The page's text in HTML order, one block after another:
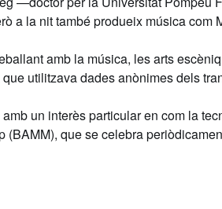
a la nit també produeix música com
amb la música, les arts
utilitzava dades anònimes dels
un interès particular en com la
(BAMM), que se celebra